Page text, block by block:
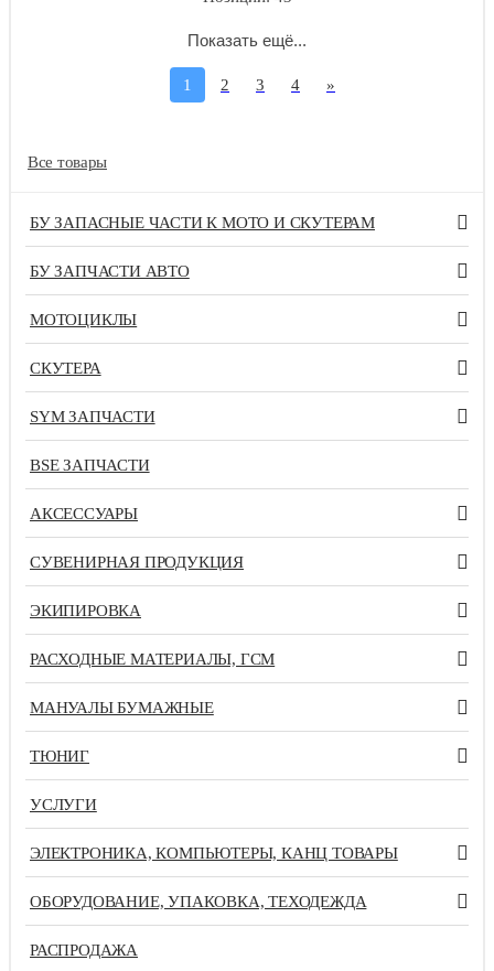
Показать ещё...
1 2 3 4 »
Все товары
БУ ЗАПАСНЫЕ ЧАСТИ К МОТО И СКУТЕРАМ
БУ ЗАПЧАСТИ АВТО
МОТОЦИКЛЫ
СКУТЕРА
SYM ЗАПЧАСТИ
BSE ЗАПЧАСТИ
АКСЕССУАРЫ
СУВЕНИРНАЯ ПРОДУКЦИЯ
ЭКИПИРОВКА
РАСХОДНЫЕ МАТЕРИАЛЫ, ГСМ
МАНУАЛЫ БУМАЖНЫЕ
ТЮНИГ
УСЛУГИ
ЭЛЕКТРОНИКА, КОМПЬЮТЕРЫ, КАНЦ ТОВАРЫ
ОБОРУДОВАНИЕ, УПАКОВКА, ТЕХОДЕЖДА
РАСПРОДАЖА